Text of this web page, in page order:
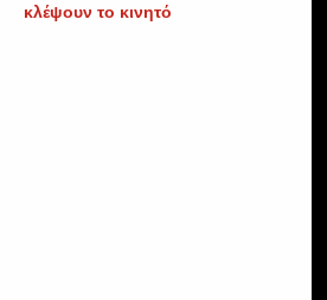
κλέψουν το κινητό